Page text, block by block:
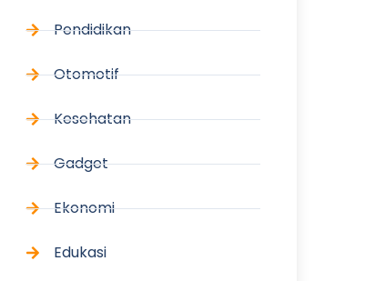
Pendidikan
Otomotif
Kesehatan
Gadget
Ekonomi
Edukasi